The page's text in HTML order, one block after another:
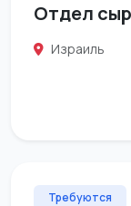
Отдел
Израиль
Требуются